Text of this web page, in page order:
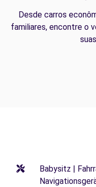
Desde carros
familiares, encontre o
Babysitz |